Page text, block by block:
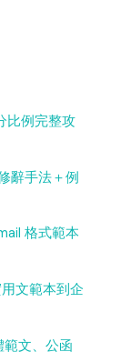
比例完整攻
辭手法＋例
格式範本
文範本到企
範文、公函